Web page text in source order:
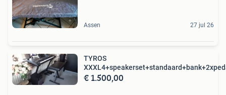
Assen 27 jul 26
TYROS
€ 1.500,00